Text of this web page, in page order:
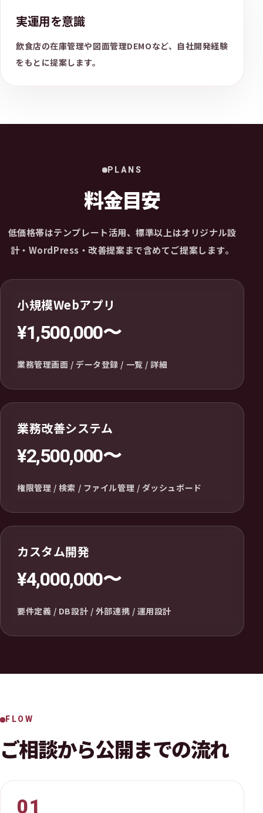
実運用を意識
飲食店の在庫管理や図面管理DEMOなど、自社開発経験
をもとに提案します。
PLANS
料金目安
低価格帯はテンプレート活用、標準以上はオリジナル設
計・WordPress・改善提案まで含めてご提案します。
小規模Webアプリ
¥1,500,000〜
業務管理画面 / データ登録 / 一覧 / 詳細
業務改善システム
¥2,500,000〜
権限管理 / 検索 / ファイル管理 / ダッシュボード
カスタム開発
¥4,000,000〜
要件定義 / DB設計 / 外部連携 / 運用設計
FLOW
ご相談から公開までの流れ